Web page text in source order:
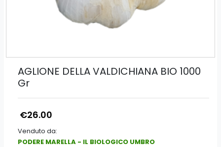
AGLIONE DELLA VALDICHIANA BIO 1000
Gr
€26.00
Venduto da:
PODERE MARELLA - IL BIOLOGICO UMBRO